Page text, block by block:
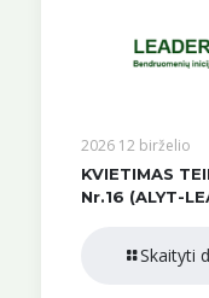
2026 12 birželio
KVIETIMAS
Nr.16 (ALYT-
Skaityti